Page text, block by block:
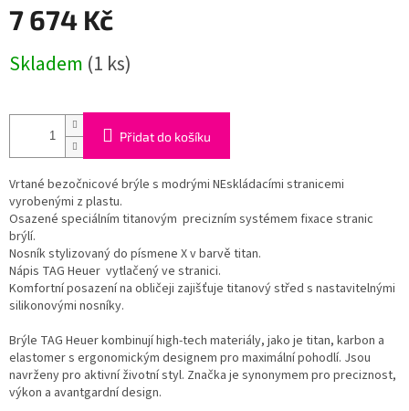
7 674 Kč
cena:
Skladem (1 ks)
Přidat do košíku
Vrtané bezočnicové brýle s modrými NEskládacími stranicemi
vyrobenými z plastu.
Osazené speciálním titanovým precizním systémem fixace stranic
brýlí.
Nosník stylizovaný do písmene X v barvě titan.
Nápis TAG Heuer vytlačený ve stranici.
Komfortní posazení na obličeji zajišťuje titanový střed s nastavitelnými
silikonovými nosníky.
Brýle TAG Heuer kombinují high-tech materiály, jako je titan, karbon a
elastomer s ergonomickým designem pro maximální pohodlí. Jsou
navrženy pro aktivní životní styl. Značka je synonymem pro preciznost,
výkon a avantgardní design.